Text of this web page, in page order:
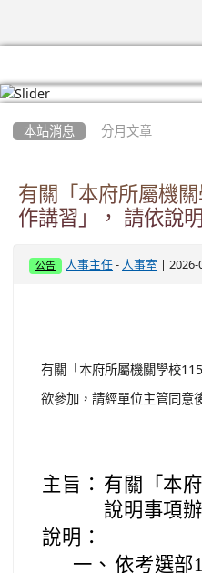
本站消息 分月文章
有關「本府所屬機
作講習」， 請依說
公告 人事主任 - 人事室 |
有關「本府所屬機關學校
欲參加，請經單位主管同意
主旨： 有關「本
說明事項
說明：
一、 依考選部